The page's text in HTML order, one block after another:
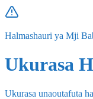
Halmashauri ya Mji
Ukurasa
Ukurasa unaoutafuta